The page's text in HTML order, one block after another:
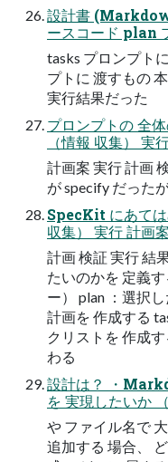
設計書
ースコード plan
tasks プロンプト
プトに​ 渡すもの​
実行結果だった​
プロンプトの​ 全
（情報​ 収集）​ 実
計画案​ 実行​ 計画​
が​ specify だった
SpecKit にあては
収集）​ 実行​ 計画
計画​ 検証 実行 結
たいのかを​ 定義
ー）​ plan ：選択
計画を​ 作成する​
クリストを​ 作成
わる​
設計は？​ ・
を​ 実現したいか​
や​ ファイル名で​
追加する​ 場合、​